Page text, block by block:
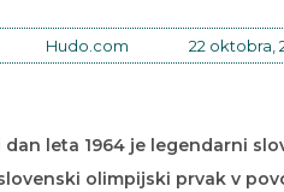
Hudo.com 22 oktobra,
dan leta 1964 je legendarni
olimpijski prvak v